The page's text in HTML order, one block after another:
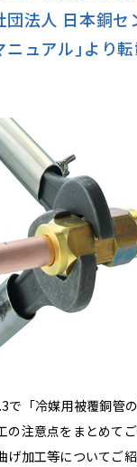
団法人 日本銅セ
ニュアル｣より
で「冷媒用被覆銅管
の注意点をまとめて
げ加工等についてご